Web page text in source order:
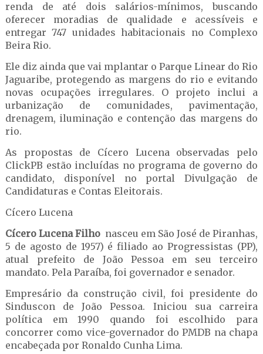
renda de até dois salários-mínimos, buscando
oferecer moradias de qualidade e acessíveis e
entregar 747 unidades habitacionais no Complexo
Beira Rio.
Ele diz ainda que vai mplantar o Parque Linear do Rio
Jaguaribe, protegendo as margens do rio e evitando
novas ocupações irregulares. O projeto inclui a
urbanização de comunidades, pavimentação,
drenagem, iluminação e contenção das margens do
rio.
As propostas de Cícero Lucena observadas pelo
ClickPB estão incluídas no programa de governo do
candidato, disponível no portal Divulgação de
Candidaturas e Contas Eleitorais.
Cícero Lucena
Cícero Lucena Filhonasceu em São José de Piranhas,
5 de agosto de 1957) é filiado ao Progressistas (PP),
atual prefeito de João Pessoa em seu terceiro
mandato. Pela Paraíba, foi governador e senador.
Empresário da construção civil, foi presidente do
Sinduscon de João Pessoa. Iniciou sua carreira
política em 1990 quando foi escolhido para
concorrer como vice-governador do PMDB na chapa
encabeçada por Ronaldo Cunha Lima.